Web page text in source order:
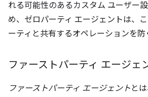
れる可能性のあるカスタム ユーザー
め、ゼロパーティ エージェントは、
ーティと共有するオペレーションを防
ファーストパーティ エージェ
ファーストパーティ エージェント と